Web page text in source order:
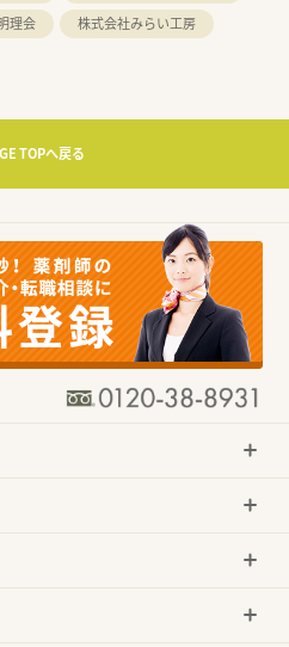
理会 株式会社みらい工房
TOPへ戻る